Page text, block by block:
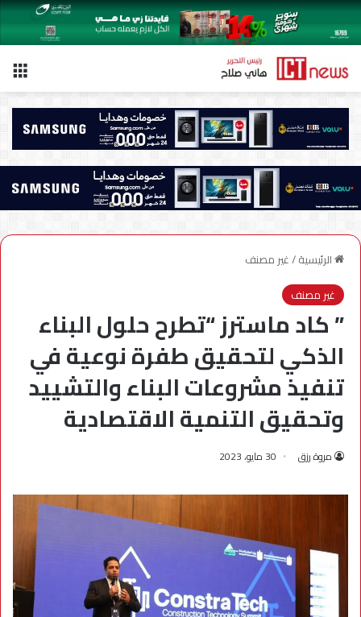
الرئيسية/غير مصنف
غير مصنف
” كاد ماسترز “تطرح حلول البناء
الذكي لتحقيق طفرة نوعية في
تنفيذ مشروعات البناء والتشييد
وتحقيق التنمية الاقتصادية
مروة رزق 30 مايو، 2023